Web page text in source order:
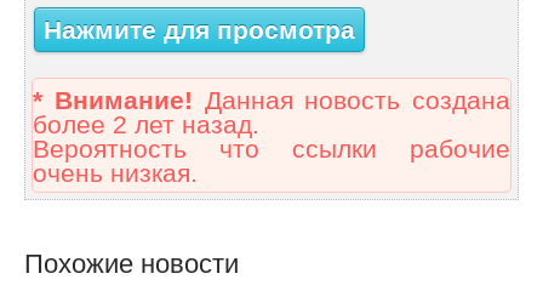
Нажмите для просмотра
* Внимание! Данная новость создана
более 2 лет назад.
Вероятность что ссылки рабочие
очень низкая.
Похожие новости